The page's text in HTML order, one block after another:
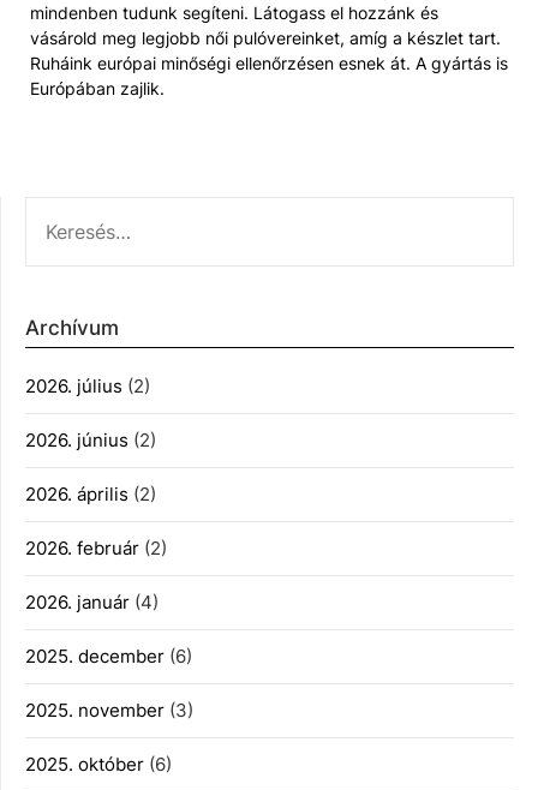
mindenben tudunk segíteni. Látogass el hozzánk és
vásárold meg legjobb női pulóvereinket, amíg a készlet tart.
Ruháink európai minőségi ellenőrzésen esnek át. A gyártás is
Európában zajlik.
Archívum
2026. július (2)
2026. június (2)
2026. április (2)
2026. február (2)
2026. január (4)
2025. december (6)
2025. november (3)
2025. október (6)